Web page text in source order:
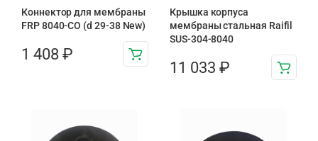
Коннектор для мембраны
FRP 8040-CO (d 29-38 New)
1 408 ₽
Крышка корпуса
мембраны стальная Raifil
SUS-304-8040
11 033 ₽